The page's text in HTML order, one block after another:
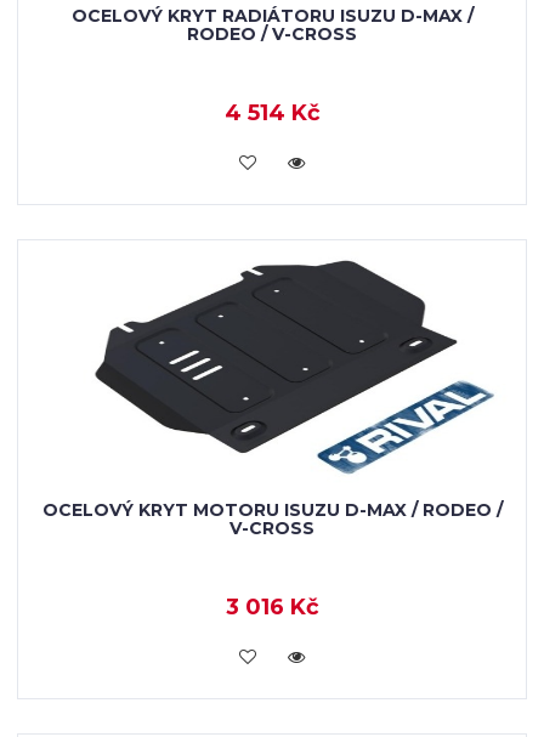
OCELOVÝ KRYT RADIÁTORU ISUZU D-MAX /
RODEO / V-CROSS
4 514 Kč
KOUPIT
OCELOVÝ KRYT MOTORU ISUZU D-MAX / RODEO /
V-CROSS
3 016 Kč
KOUPIT